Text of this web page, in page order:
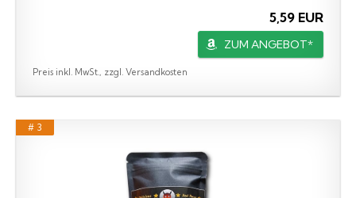
5,59 EUR
ZUM ANGEBOT*
Preis inkl. MwSt., zzgl. Versandkosten
# 3